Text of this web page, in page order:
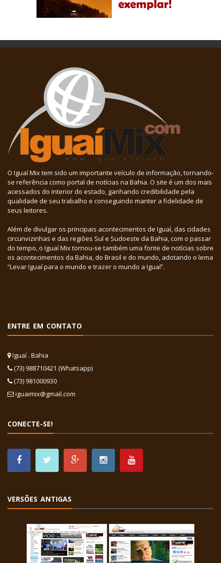
O Iguaí Mix tem sido um importante veículo de informação, tornando-
se referência como portal de notícias na Bahia. O site é um dos mais
acessados do interior do estado, ganhando credibilidade pela
qualidade de seu trabalho e conseguindo manter a fidelidade de
seus leitores.
Além de divulgar os principais acontecimentos de Iguaí, das cidades
circunvizinhas e das regiões Sul e Sudoeste da Bahia, com o passar
do tempo, o Iguaí Mix tornou-se também uma fonte de notícias sobre
os acontecimentos da Bahia, do Brasil e do mundo, adotando o lema
“Levar Iguaí para o mundo e trazer o mundo a Iguaí”.
ENTRE EM CONTATO
Iguaí . Bahia
(73) 988710421 (Whatsapp)
(73) 981000930
iguaimix@gmail.com
CONECTE-SE!
VERSÕES ANTIGAS